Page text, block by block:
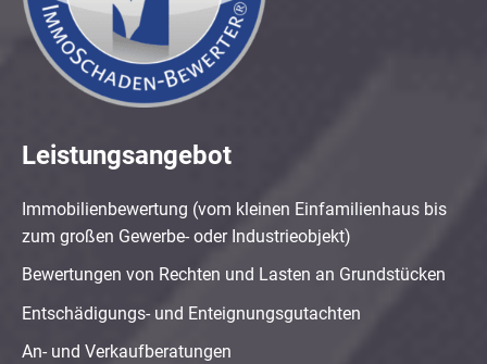
Leistungsangebot
Immobilienbewertung (vom kleinen Einfamilienhaus bis
zum großen Gewerbe- oder Industrieobjekt)
Bewertungen von Rechten und Lasten an Grundstücken
Entschädigungs- und Enteignungsgutachten
An- und Verkaufberatungen